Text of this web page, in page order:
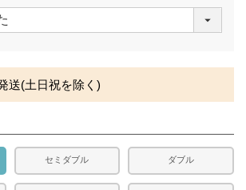
(
送(土日祝を除く)
セミダブル ダブル